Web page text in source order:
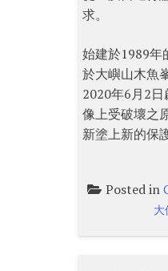
求。
始建於1989年
於大嶼山木魚
2020年6月2
像上受破壞之
新塗上新的保
Posted in
大